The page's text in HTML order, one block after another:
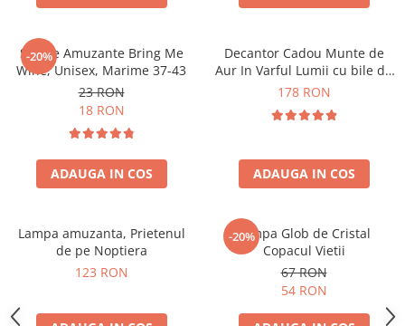
-20%
Sosete Amuzante Bring Me
Wine, Unisex, Marime 37-43
23 RON
18 RON
ADAUGA IN COS
Decantor Cadou Munte de
Aur In Varful Lumii cu bile de
curatare
178 RON
ADAUGA IN COS
Lampa amuzanta, Prietenul
de pe Noptiera
123 RON
-20%
Lampa Glob de Cristal
Copacul Vietii
67 RON
54 RON